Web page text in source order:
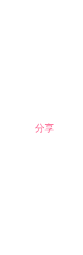
分享